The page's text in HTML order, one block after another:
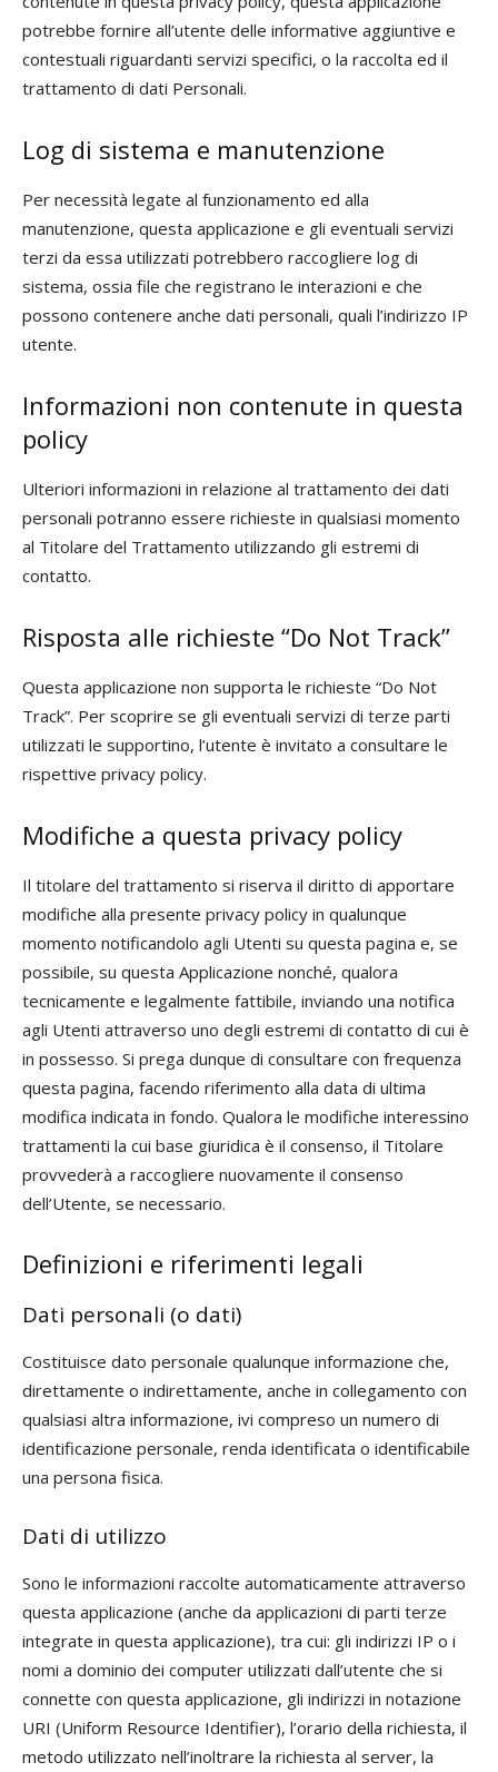
potrebbe fornire all’utente delle informative aggiuntive e
contestuali riguardanti servizi specifici, o la raccolta ed il
trattamento di dati Personali.
Log di sistema e manutenzione
Per necessità legate al funzionamento ed alla
manutenzione, questa applicazione e gli eventuali servizi
terzi da essa utilizzati potrebbero raccogliere log di
sistema, ossia file che registrano le interazioni e che
possono contenere anche dati personali, quali l’indirizzo IP
utente.
Informazioni non contenute in questa
policy
Ulteriori informazioni in relazione al trattamento dei dati
personali potranno essere richieste in qualsiasi momento
al Titolare del Trattamento utilizzando gli estremi di
contatto.
Risposta alle richieste “Do Not Track”
Questa applicazione non supporta le richieste “Do Not
Track”. Per scoprire se gli eventuali servizi di terze parti
utilizzati le supportino, l’utente è invitato a consultare le
rispettive privacy policy.
Modifiche a questa privacy policy
Il titolare del trattamento si riserva il diritto di apportare
modifiche alla presente privacy policy in qualunque
momento notificandolo agli Utenti su questa pagina e, se
possibile, su questa Applicazione nonché, qualora
tecnicamente e legalmente fattibile, inviando una notifica
agli Utenti attraverso uno degli estremi di contatto di cui è
in possesso. Si prega dunque di consultare con frequenza
questa pagina, facendo riferimento alla data di ultima
modifica indicata in fondo. Qualora le modifiche interessino
trattamenti la cui base giuridica è il consenso, il Titolare
provvederà a raccogliere nuovamente il consenso
dell’Utente, se necessario.
Definizioni e riferimenti legali
Dati personali (o dati)
Costituisce dato personale qualunque informazione che,
direttamente o indirettamente, anche in collegamento con
qualsiasi altra informazione, ivi compreso un numero di
identificazione personale, renda identificata o identificabile
una persona fisica.
Dati di utilizzo
Sono le informazioni raccolte automaticamente attraverso
questa applicazione (anche da applicazioni di parti terze
integrate in questa applicazione), tra cui: gli indirizzi IP o i
nomi a dominio dei computer utilizzati dall’utente che si
connette con questa applicazione, gli indirizzi in notazione
URI (Uniform Resource Identifier), l’orario della richiesta, il
metodo utilizzato nell’inoltrare la richiesta al server, la